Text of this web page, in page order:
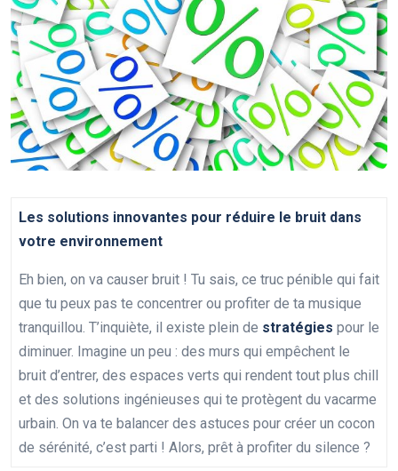
Les solutions innovantes pour réduire le bruit dans
votre environnement
Eh bien, on va causer bruit ! Tu sais, ce truc pénible qui fait
que tu peux pas te concentrer ou profiter de ta musique
tranquillou. T’inquiète, il existe plein de stratégies pour le
diminuer. Imagine un peu : des murs qui empêchent le
bruit d’entrer, des espaces verts qui rendent tout plus chill
et des solutions ingénieuses qui te protègent du vacarme
urbain. On va te balancer des astuces pour créer un cocon
de sérénité, c’est parti ! Alors, prêt à profiter du silence ?